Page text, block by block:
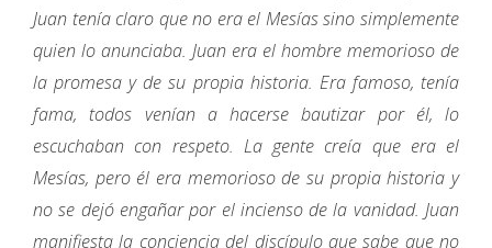
Juan tenía claro que no era el Mesías sino simplemente
quien lo anunciaba. Juan era el hombre memorioso de
la promesa y de su propia historia. Era famoso, tenía
fama, todos venían a hacerse bautizar por él, lo
escuchaban con respeto. La gente creía que era el
Mesías, pero él era memorioso de su propia historia y
no se dejó engañar por el incienso de la vanidad. Juan
manifiesta la conciencia del discípulo que sabe que no